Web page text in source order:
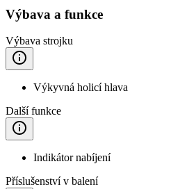
Výbava a funkce
Výbava strojku
Výkyvná holicí hlava
Další funkce
Indikátor nabíjení
Příslušenství v balení